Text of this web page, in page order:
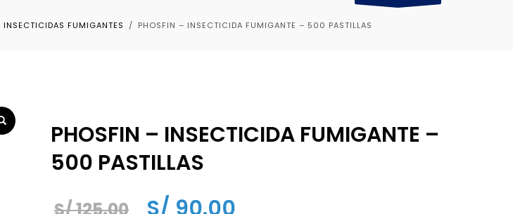
INSECTICIDAS FUMIGANTES PHOSFIN – INSECTICIDA FUMIGANTE – 500 PASTILLAS
PHOSFIN – INSECTICIDA FUMIGANTE –
500 PASTILLAS
El